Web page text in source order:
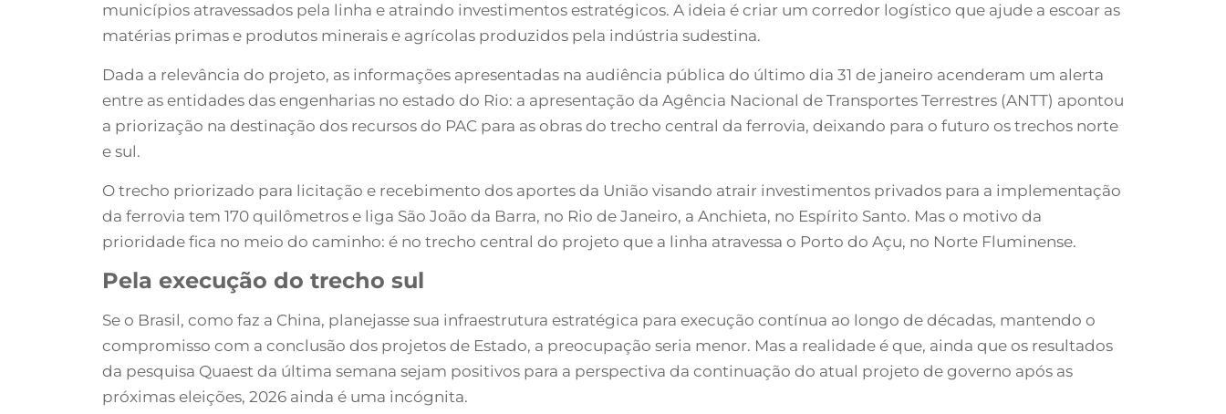
municípios atravessados pela linha e atraindo investimentos estratégicos. A ideia é criar um corredor logístico que ajude a escoar as
matérias primas e produtos minerais e agrícolas produzidos pela indústria sudestina.
Dada a relevância do projeto, as informações apresentadas na audiência pública do último dia 31 de janeiro acenderam um alerta
entre as entidades das engenharias no estado do Rio: a apresentação da Agência Nacional de Transportes Terrestres (ANTT) apontou
a priorização na destinação dos recursos do PAC para as obras do trecho central da ferrovia, deixando para o futuro os trechos norte
e sul.
O trecho priorizado para licitação e recebimento dos aportes da União visando atrair investimentos privados para a implementação
da ferrovia tem 170 quilômetros e liga São João da Barra, no Rio de Janeiro, a Anchieta, no Espírito Santo. Mas o motivo da
prioridade fica no meio do caminho: é no trecho central do projeto que a linha atravessa o Porto do Açu, no Norte Fluminense.
Pela execução do trecho sul
Se o Brasil, como faz a China, planejasse sua infraestrutura estratégica para execução contínua ao longo de décadas, mantendo o
compromisso com a conclusão dos projetos de Estado, a preocupação seria menor. Mas a realidade é que, ainda que os resultados
da pesquisa Quaest da última semana sejam positivos para a perspectiva da continuação do atual projeto de governo após as
próximas eleições, 2026 ainda é uma incógnita.